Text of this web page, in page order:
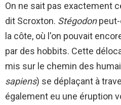
On ne sait pas exactement
dit Scroxton. Stégodonpeut-
la côte, où l'on pouvait
par des hobbits. Cette
mis sur le chemin des
sapiens) se déplaçant à
également eu une éruption